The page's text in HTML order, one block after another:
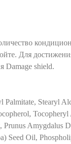
Для
Damage shield.
Palmitate, Stearyl
Tocopheryl
Prunus Amygdalus
Seed Oil,